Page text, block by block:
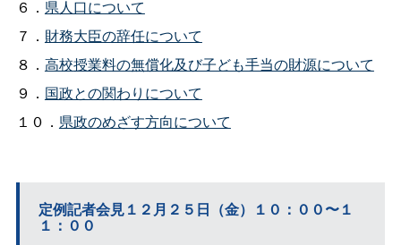
６． 県人口について
７． 財務大臣の辞任について
８． 高校授業料の無償化及び子ども手当の財源について
９． 国政との関わりについて
１０． 県政のめざす方向について
定例記者会見１２月２５日（金）１０：００〜１
１：００